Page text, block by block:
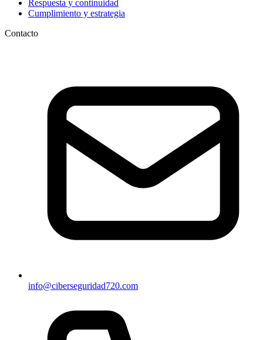
Respuesta y continuidad
Cumplimiento y estrategia
Contacto
info@ciberseguridad720.com